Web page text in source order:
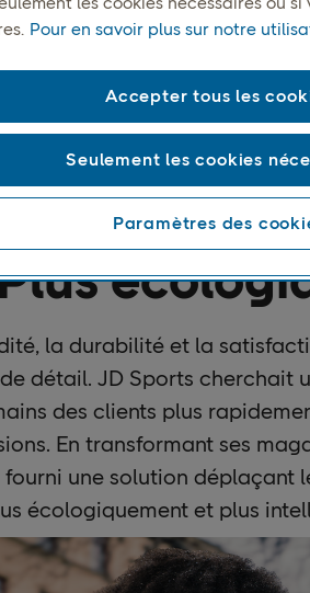
à la
à la
la durabilité et la
détail. JD Sports cherchait
des clients plus
En transformant ses
fourni une solution déplaçant
écologiquement et plus
Pour en savoir plus sur notre
Paramètres des
Seulement les cookies
Accepter tous les